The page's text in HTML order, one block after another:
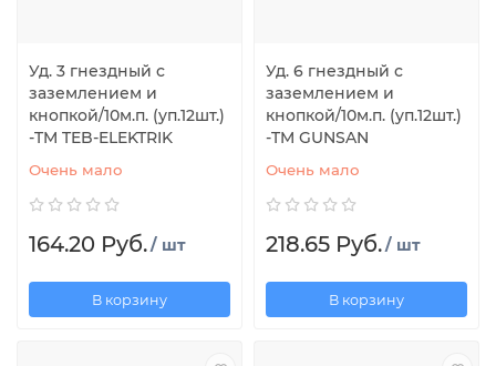
Уд. 3 гнездный с
заземлением и
кнопкой/10м.п. (уп.12шт.)
-TM TEB-ELEKTRIK
Очень мало
164.20 Руб./ шт
В корзину
Уд. 6 гнездный с
заземлением и
кнопкой/10м.п. (уп.12шт.)
-TM GUNSAN
Очень мало
218.65 Руб./ шт
В корзину